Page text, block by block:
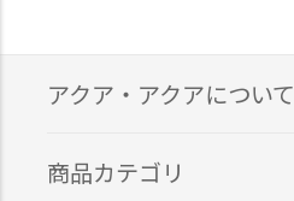
アクア・アクアについて
商品カテゴリ